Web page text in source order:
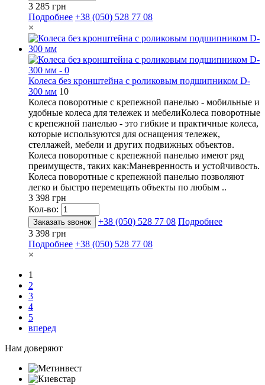
3 285 грн
Подробнее +38 (050) 528 77 08
×
Колеса без кронштейна с роликовым подшипником D-
300 мм 10
Колеса поворотные с крепежной панелью - мобильные и
удобные колеса для тележек и мебелиКолеса поворотные
с крепежной панелью - это гибкие и практичные колеса,
которые используются для оснащения тележек,
стеллажей, мебели и других подвижных объектов.
Колеса поворотные с крепежной панелью имеют ряд
преимуществ, таких как:Маневренность и устойчивость.
Колеса поворотные с крепежной панелью позволяют
легко и быстро перемещать объекты по любым ..
3 398 грн
Кол-во:
Заказать звонок +38 (050) 528 77 08 Подробнее
3 398 грн
Подробнее +38 (050) 528 77 08
×
1
2
3
4
5
вперед
Нам доверяют